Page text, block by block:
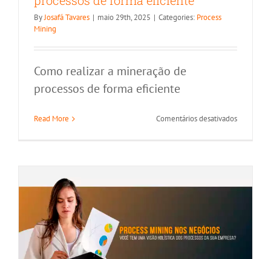
ByJosafá Tavares | maio 29th, 2025 | Categories: Process
Mining
Como realizar a mineração de
processos de forma eficiente
Read More Comentários desativadosem
processos
Como o Process Mining pode melhorar